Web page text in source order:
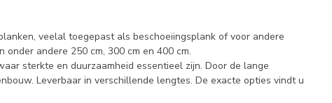
veelal toegepast als beschoeiingsplank of voor andere
andere 250 cm, 300 cm en 400 cm.
sterkte en duurzaamheid essentieel zijn. Door de lange
Leverbaar in verschillende lengtes. De exacte opties vindt u